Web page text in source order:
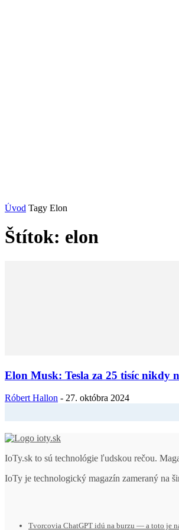
Úvod Tagy Elon
Štítok: elon
Elon Musk: Tesla za 25 tisíc nikdy
Róbert Hallon - 27. októbra 2024
IoTy.sk to sú technológie ľudskou rečou.
IoTy je technologický magazín zameraný na
Tvorcovia ChatGPT idú na burzu — a toto je